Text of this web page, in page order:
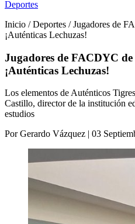
Deportes
Inicio / Deportes / Jugadores de
¡Auténticas Lechuzas!
Jugadores de FACDYC
¡Auténticas Lechuzas!
Los elementos de Auténticos
Castillo, director de la institución
estudios
Por Gerardo Vázquez | 03